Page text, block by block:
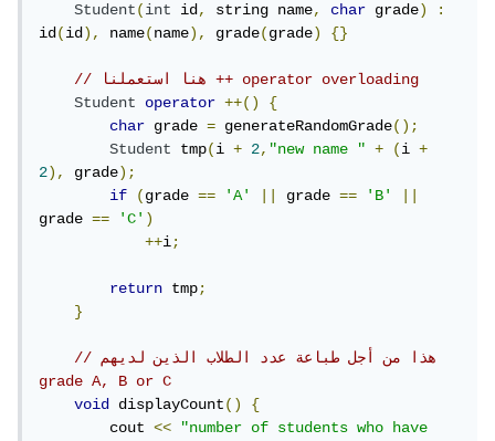
Student(int id, string name, char grade)
:
id(id), name(name), grade(grade) {}
// هنا استعملنا ++ operator overloading
Student
operator ++()
{
char grade = generateRandomGrade();
Student
tmp(i + 2,"new name " + (i +
2), grade);
if
(grade == 'A' grade == 'B'
grade == 'C')
++i;
return tmp;
}
// هذا من أجل طباعة عدد الطلاب الذين لديهم
grade A, B or C
void displayCount()
{
        cout
<<
"number of students who have